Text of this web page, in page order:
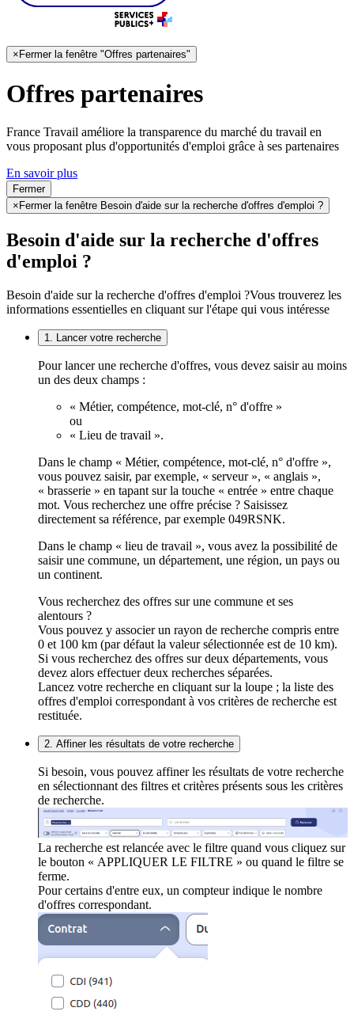
×Fermer la fenêtre "Offres partenaires"
Offres partenaires
France Travail améliore la transparence du marché du travail en
vous proposant plus d'opportunités d'emploi grâce à ses partenaires
En savoir plus
Fermer
× Fermer la fenêtre Besoin d'aide sur la recherche d'offres d'emploi ?
Besoin d'aide sur la recherche d'offres
d'emploi ?
Besoin d'aide sur la recherche d'offres d'emploi ?Vous trouverez les
informations essentielles en cliquant sur l'étape qui vous intéresse
1. Lancer votre recherche
Pour lancer une recherche d'offres, vous devez saisir au moins
un des deux champs :
« Métier, compétence, mot-clé, n° d'offre »
ou
« Lieu de travail ».
Dans le champ « Métier, compétence, mot-clé, n° d'offre »,
vous pouvez saisir, par exemple, « serveur », « anglais »,
« brasserie » en tapant sur la touche « entrée » entre chaque
mot. Vous recherchez une offre précise ? Saisissez
directement sa référence, par exemple 049RSNK.
Dans le champ « lieu de travail », vous avez la possibilité de
saisir une commune, un département, une région, un pays ou
un continent.
Vous recherchez des offres sur une commune et ses
alentours ?
Vous pouvez y associer un rayon de recherche compris entre
0 et 100 km (par défaut la valeur sélectionnée est de 10 km).
Si vous recherchez des offres sur deux départements, vous
devez alors effectuer deux recherches séparées.
Lancez votre recherche en cliquant sur la loupe ; la liste des
offres d'emploi correspondant à vos critères de recherche est
restituée.
2. Affiner les résultats de votre recherche
Si besoin, vous pouvez affiner les résultats de votre recherche
en sélectionnant des filtres et critères présents sous les critères
de recherche.
La recherche est relancée avec le filtre quand vous cliquez sur
le bouton « APPLIQUER LE FILTRE » ou quand le filtre se
ferme.
Pour certains d'entre eux, un compteur indique le nombre
d'offres correspondant.